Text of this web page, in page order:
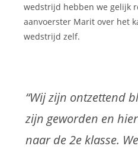
wedstrijd hebben we gelijk
aanvoerster Marit over het
wedstrijd zelf.
“Wij zijn ontzettend
zijn geworden en
naar de 2e klasse.